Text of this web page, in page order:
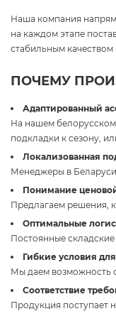
Наша компания
на каждом этапе
стабильным качеством
ПОЧЕМУ
Адаптированный
На нашем белорусском
подкладки к сезону,
Локализованная
Менеджеры в
Понимание
Предлагаем решения,
Оптимальные
Постоянные
Гибкие условия
Мы даем возможность
Соответствие
Продукция поступает